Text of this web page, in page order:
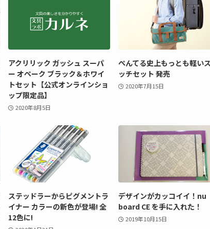
アクリリック ガッシュ スーパ
ー オペーク ブラック＆ホワイ
トセット【公式オンラインショ
ップ限定品】
2020年8月5日
ぺんてる史上もっとも軽い
ッチセット 発売
2020年7月15日
ステッドラーからピグメントラ
イナー カラーの新色が登場! 全
12色に!
デザインがカッコイイ！nu
board CE を手に入れた！
2019年10月15日